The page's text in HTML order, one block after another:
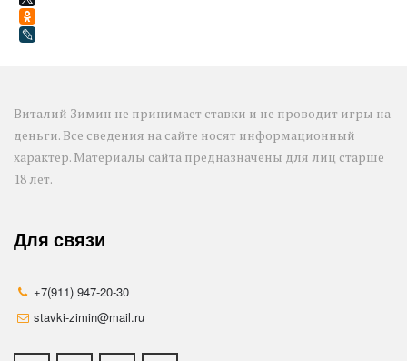
Виталий Зимин не принимает ставки и не проводит игры на
деньги. Все сведения на сайте носят информационный
характер. Материалы сайта предназначены для лиц старше
18 лет.
Для связи
+7(911) 947-20-30
stavki-zimin@mail.ru